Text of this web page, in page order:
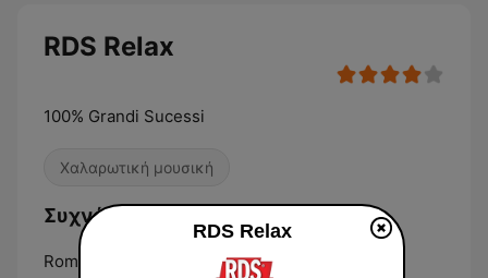
RDS Relax
100% Grandi Sucessi
Χαλαρωτική μουσική
Συχνότητες RDS Relax:
Rome:
RDS Relax